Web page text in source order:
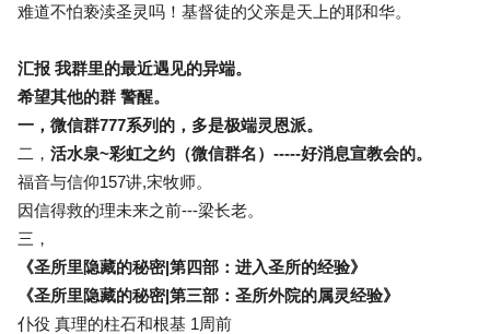
难道不怕亵渎圣灵吗！基督徒的父亲是天上的耶和华。
汇报 我群里的最近遇见的异端。
希望其他的群 警醒。
一，微信群777系列的，多是极端灵恩派。
二， 活水泉~彩虹之约（微信群名）-----好消息宣教会的。
福音与信仰157讲,宋牧师。
因信得救的理未来之前---梁长老。
三，
《圣所里隐藏的秘密|第四部：进入圣所的经验》
《圣所里隐藏的秘密|第三部：圣所外院的属灵经验》
仆役 真理的柱石和根基 1周前